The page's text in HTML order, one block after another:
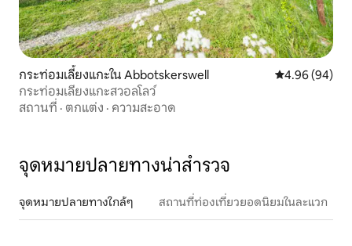
กระท่อมเลี้ยงแกะใน Abbotskerswell คะแนนเฉลี่ย
4.96 (94)
กระท่อมเลี้ยงแกะสวอลโลว์
สถานที่ · ตกแต่ง · ความสะอาด
จุดหมายปลายทางน่าสำรวจ
จุดหมายปลายทางใกล้ๆ สถานที่ท่องเที่ยวยอดนิยมในละแวก